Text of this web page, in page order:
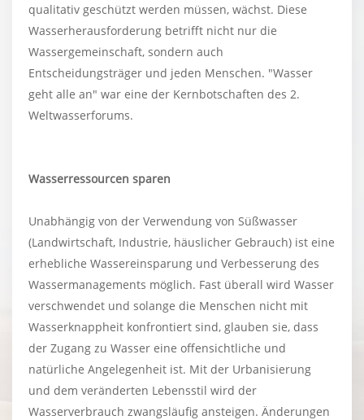
qualitativ geschützt werden müssen, wächst. Diese
Wasserherausforderung betrifft nicht nur die
Wassergemeinschaft, sondern auch
Entscheidungsträger und jeden Menschen. "Wasser
geht alle an" war eine der Kernbotschaften des 2.
Weltwasserforums.
Wasserressourcen sparen
Unabhängig von der Verwendung von Süßwasser
(Landwirtschaft, Industrie, häuslicher Gebrauch) ist eine
erhebliche Wassereinsparung und Verbesserung des
Wassermanagements möglich. Fast überall wird Wasser
verschwendet und solange die Menschen nicht mit
Wasserknappheit konfrontiert sind, glauben sie, dass
der Zugang zu Wasser eine offensichtliche und
natürliche Angelegenheit ist. Mit der Urbanisierung
und dem veränderten Lebensstil wird der
Wasserverbrauch zwangsläufig ansteigen. Änderungen